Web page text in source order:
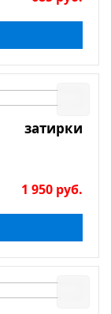
затирки
1 950 руб.